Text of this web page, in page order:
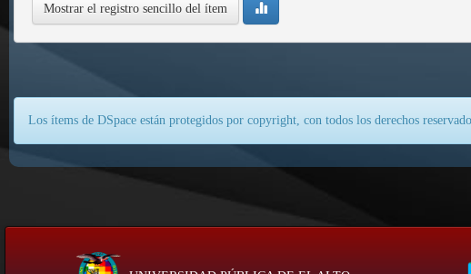
Mostrar el registro sencillo del ítem
Los ítems de DSpace están protegidos por copyright, con todos los derechos